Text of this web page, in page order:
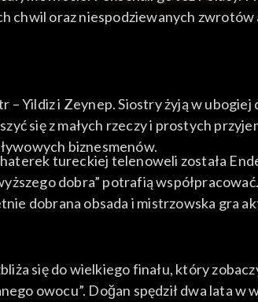
chwil oraz niespodziewanych zwrotów
Yildiz i Zeynep. Siostry żyją w
się z małych rzeczy i prostych
biznesmenów.
tureckiej telenoweli została
dobra” potrafią
dobrana obsada i mistrzowska gra
się do wielkiego finału, który
owocu”. Doğan spędził dwa lata w